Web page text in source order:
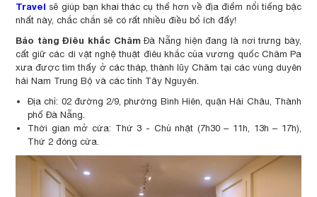
Travel sẽ giúp bạn khai thác cụ thể hơn về địa điểm nổi tiếng bậc
nhất này, chắc chắn sẽ có rất nhiều điều bổ ích đấy!
Bảo tàng Điêu khắc ChămĐà Nẵng hiện đang là nơi trưng bày,
cất giữ các di vật nghệ thuật điêu khắc của vương quốc Chăm Pa
xưa được tìm thấy ở các tháp, thành lũy Chăm tại các vùng duyên
hải Nam Trung Bộ và các tỉnh Tây Nguyên.
Địa chỉ: 02 đường 2/9, phường Bình Hiên, quận Hải Châu, Thành
phố Đà Nẵng.
Thời gian mở cửa: Thứ 3 - Chủ nhật (7h30 – 11h, 13h – 17h),
Thứ 2 đóng cửa.